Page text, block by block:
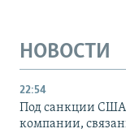
НОВОСТИ
22:54
Под санкции США
компании,